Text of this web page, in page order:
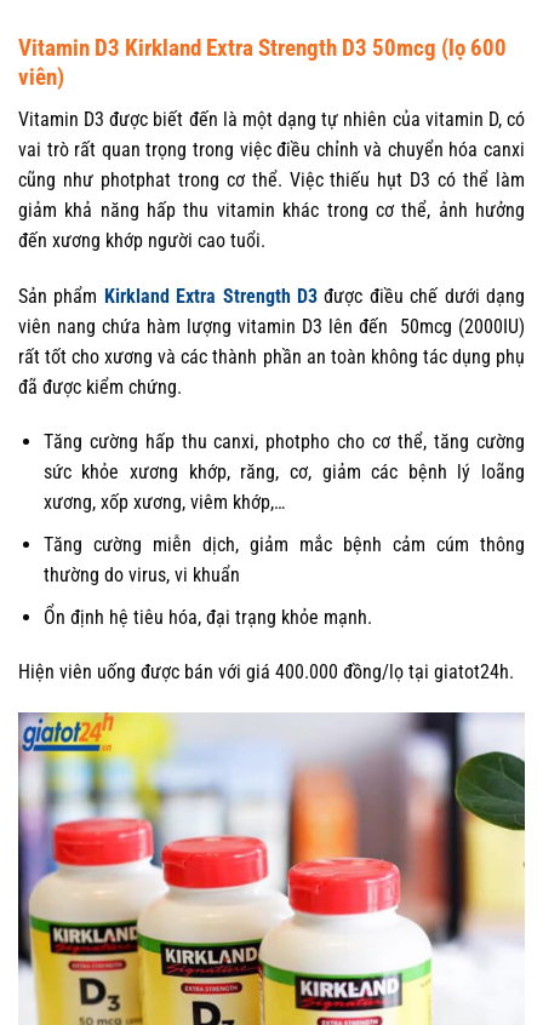
Vitamin D3 Kirkland Extra Strength D3 50mcg (lọ 600
viên)
Vitamin D3 được biết đến là một dạng tự nhiên của vitamin D, có
vai trò rất quan trọng trong việc điều chỉnh và chuyển hóa canxi
cũng như photphat trong cơ thể. Việc thiếu hụt D3 có thể làm
giảm khả năng hấp thu vitamin khác trong cơ thể, ảnh hưởng
đến xương khớp người cao tuổi.
Sản phẩm Kirkland Extra Strength D3 được điều chế dưới dạng
viên nang chứa hàm lượng vitamin D3 lên đến 50mcg (2000IU)
rất tốt cho xương và các thành phần an toàn không tác dụng phụ
đã được kiểm chứng.
Tăng cường hấp thu canxi, photpho cho cơ thể, tăng cường
sức khỏe xương khớp, răng, cơ, giảm các bệnh lý loãng
xương, xốp xương, viêm khớp,…
Tăng cường miễn dịch, giảm mắc bệnh cảm cúm thông
thường do virus, vi khuẩn
Ổn định hệ tiêu hóa, đại trạng khỏe mạnh.
Hiện viên uống được bán với giá 400.000 đồng/lọ tại giatot24h.